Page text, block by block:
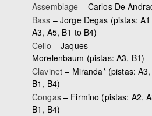
Assemblage – Carlos De
Bass – Jorge Degas (pistas: A1
A3, A5, B1 to B4)
Cello –Jaques
Morelenbaum (pistas: A3, B1)
Clavinet – Miranda*(pistas: A3,
B1, B4)
Congas– Firmino (pistas: A2,
B1, B4)